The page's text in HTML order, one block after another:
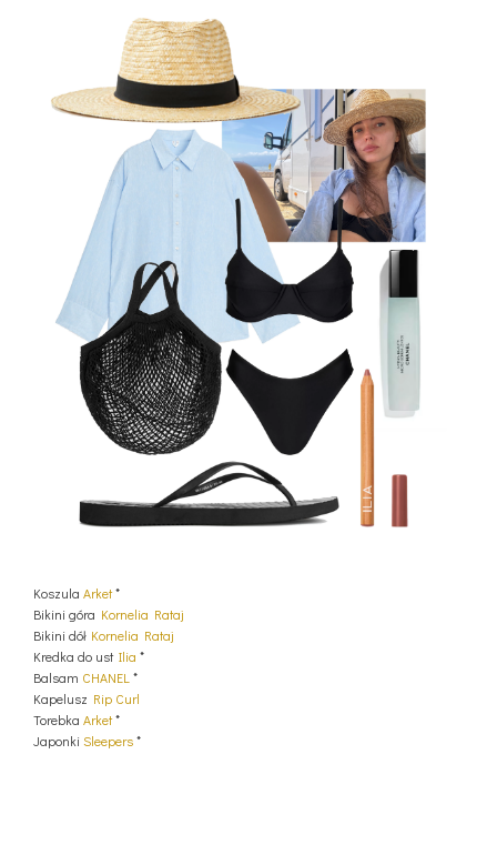
Koszula Arket*
Bikini góra Kornelia Rataj
Bikini dół Kornelia Rataj
Kredka do ust Ilia *
Balsam CHANEL *
Kapelusz Rip Curl
Torebka Arket*
Japonki Sleepers*